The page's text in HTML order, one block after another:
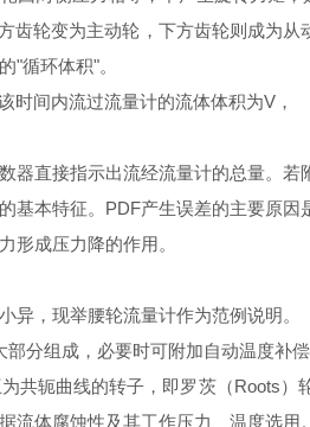
齿轮变为主动轮，下方齿轮则成为从
"循环体积"。
时间内流过流量计的流体体积为V ，
直接指示出流经流量计的总量。
基本特征。 PDF产生误差的主要原因
形成压力降的作用。
异，现举腰轮流量计作为范例说明。
分组成，必要时可附加自动温度补
共轭曲线的转子，即罗茨（Roots）
流体腐蚀性及其工作压力、温度选